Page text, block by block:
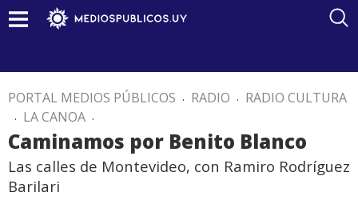
PORTAL MEDIOS PÚBLICOS . RADIO . RADIO CULTURA
. LA CANOA .
Caminamos por Benito Blanco
Las calles de Montevideo, con Ramiro Rodríguez
Barilari